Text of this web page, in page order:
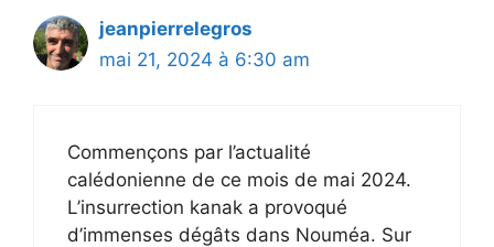
jeanpierrelegros
mai 21, 2024 à 6:30 am
Commençons par l’actualité
calédonienne de ce mois de mai 2024.
L’insurrection kanak a provoqué
d’immenses dégâts dans Nouméa. Sur